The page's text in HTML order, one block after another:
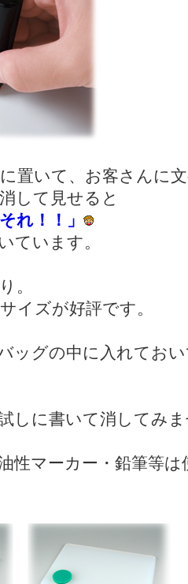
置いて、お客さんに
して見せると
れ！！」
ています。
。
イズが好評です。
ッグの中に入れてお
しに書いて消してみ
性マーカー・鉛筆等